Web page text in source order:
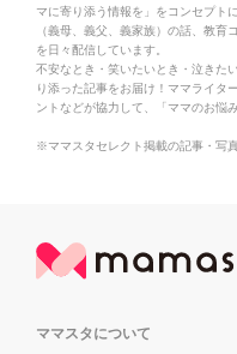
マに寄り添う情報を」をコンセプト
（義母、義父、義家族）の話、教
を日々配信しています。
不安なとき・笑いたいとき・泣きた
り添った記事をお届け！ママライタ
ントなどが協力して、「ママのお悩
※ママスタセレクト掲載の記事・写
ママスタについて